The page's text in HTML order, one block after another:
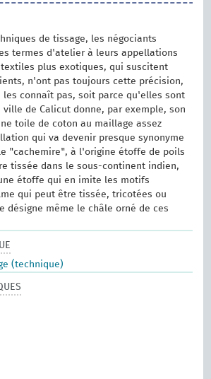
de tissage, les négociants
termes d'atelier à leurs appellations
plus exotiques, qui suscitent
n'ont pas toujours cette précision,
les connaît pas, soit parce qu'elles sont
de Calicut donne, par exemple, son
toile de coton au maillage assez
qui va devenir presque synonyme
"cachemire", à l'origine étoffe de poils
tissée dans le sous-continent indien,
étoffe qui en imite les motifs
qui peut être tissée, tricotées ou
désigne même le châle orné de ces
(technique)